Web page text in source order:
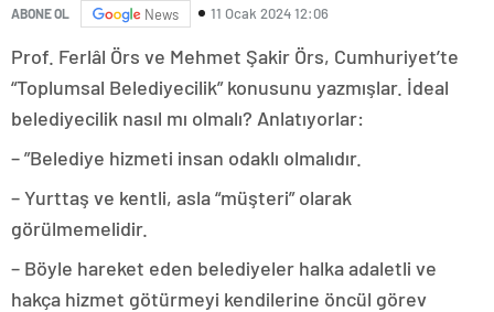
ABONE OL News 11 Ocak 2024 12:06
Prof. Ferlâl Örs ve Mehmet Şakir Örs, Cumhuriyet’te
“Toplumsal Belediyecilik” konusunu yazmışlar. İdeal
belediyecilik nasıl mı olmalı? Anlatıyorlar:
– ”Belediye hizmeti insan odaklı olmalıdır.
– Yurttaş ve kentli, asla “müşteri” olarak
görülmemelidir.
– Böyle hareket eden belediyeler halka adaletli ve
hakça hizmet götürmeyi kendilerine öncül görev